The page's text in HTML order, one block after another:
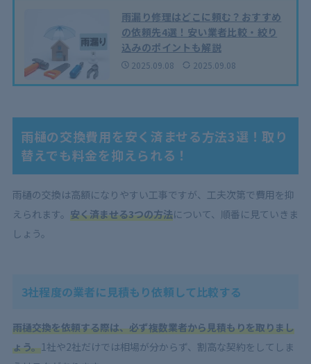
雨漏り修理はどこに頼む？おすすめ
の依頼先4選！安い業者比較・絞り
込みのポイントも解説
2025.09.08 2025.09.08
雨樋の交換費用を安く済ませる方法3選！取り
替えでも料金を抑えられる！
雨樋の交換は高額になりやすい工事ですが、工夫次第で費用を抑
えられます。 安く済ませる3つの方法について、順番に見ていきま
しょう。
3社程度の業者に見積もり依頼して比較する
雨樋交換を依頼する際は、必ず複数業者から見積もりを取りまし
ょう。1社や2社だけでは相場が分からず、割高な契約をしてしま